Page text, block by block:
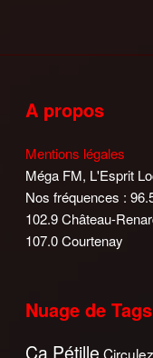
A propos
Mentions légales
Méga FM, L'Esprit
Nos fréquences :
102.9 Château-
107.0 Courtenay
Nuage de Tags
Ca Pétille